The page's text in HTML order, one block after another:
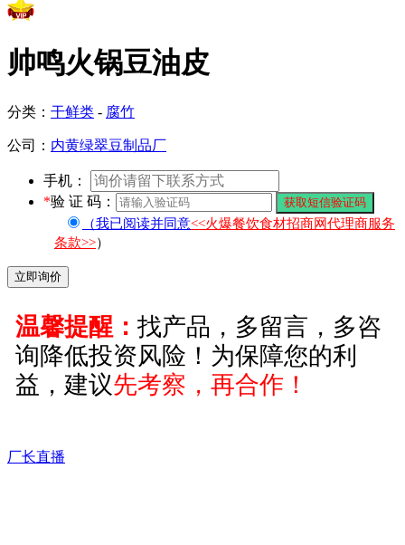
言咨询产品
言咨询产品
山东济宁市 黄先生 08:49
留言咨询产品
江西南昌市 易先生 14:45
留言咨询产品
帅鸣火锅豆油皮
分类： 干鲜类 - 腐竹
公司： 内黄绿翠豆制品厂
手机：
*验 证 码：
（我已阅读并同意<<火爆餐饮食材招商网代理商服务
条款>>）
温馨提醒： 找产品，多留言，多咨
询降低投资风险！为保障您的利
益，建议先考察，再合作！
厂长直播